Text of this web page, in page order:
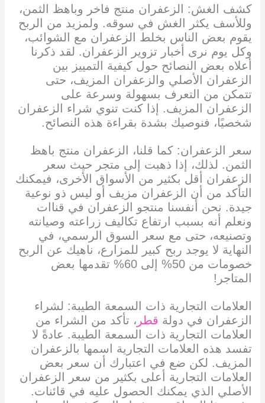
كشف الغش: الزعفران منتج فاخر وباهظ الثمن،
وللأسف يكثر الغش في سوقه. ولمزيد من الربح
يقوم بعض الناس بخلط الزعفران مع الشوائب،
وكل يوم نرى أخبار تزوير الزعفران. لقد ذكرنا
أعلاه بعض النصائح حول كيفية التمييز بين
الزعفران الأصلي والزعفران المزيف، حتى
تتمكن من التعرف بسهولة وسرعة على
الزعفران المزيف. إذا كنت تنوي شراء الزعفران
شخصيًا، فنوصيك بشدة بقراءة هذه النصائح.
سعر الزعفران: كما قلنا، الزعفران منتج باهظ
الثمن. لذلك، إذا ذهبت إلى متجر حيث سعر
الزعفران أقل بكثير من الأسواق الأخرى، فيمكنك
التأكد من أن الزعفران مزيف أو ليس ذو نوعية
جيدة. نحن أنفسنا منتجو الزعفران في قناات
ونعلم أنه بسبب ارتفاع تكاليف زراعته وصيانته
وتصنيعه، حتى مع سعر السوق الرسمي، في
النهاية لا يوجد ربح كبير للمزارع، ناهيك عن الربح
خصومات من 50% إلى 60% تقدمها بعض
المتاجر!
العلامات التجارية ذات السمعة الطيبة: لشراء
الزعفران في دولة قطر ، تأكد من الشراء من
العلامات التجارية ذات السمعة الطيبة. عادةً لا
تفسد هذه العلامات التجارية اسمها بالزعفران
المزيف. لكن ضع في اعتبارك أن سعر بعض
العلامات التجارية أعلى بكثير من سعر الزعفران
الأصلي الذي يمكنك الحصول عليه في قائنات.